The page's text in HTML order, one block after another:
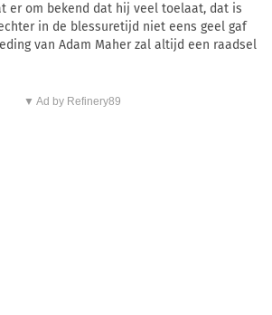
er om bekend dat hij veel toelaat, dat is
in de blessuretijd niet eens geel gaf
van Adam Maher zal altijd een raadsel
▼ Ad by Refinery89